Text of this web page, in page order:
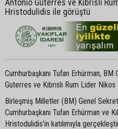
António Guterres ve Kıbrıslı
Hristodulidis ile görüştü
Cumhurbaşkanı Tufan Erhürman,
Guterres ve Kıbrıslı Rum Lider
Birleşmiş Milletler (BM) Genel
Cumhurbaşkanı Tufan Erhürman ve
Hristodulidis’in katılımıyla